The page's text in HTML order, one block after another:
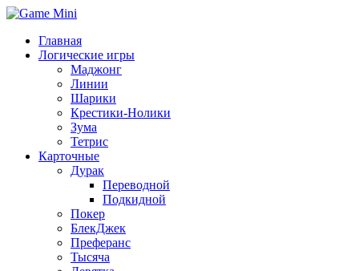
Главная
Логические игры
Маджонг
Линии
Шарики
Крестики-Нолики
Зума
Тетрис
Карточные
Дурак
Переводной
Подкидной
Покер
БлекДжек
Преферанс
Тысяча